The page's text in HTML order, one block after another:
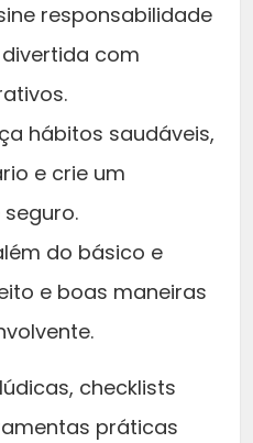
responsabilidade
com
hábitos saudáveis,
e crie um
do básico e
e boas maneiras
checklists
práticas